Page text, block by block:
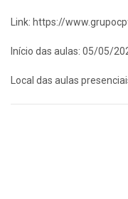
Link: https://
Início das aulas: 05/05/
Local das aulas